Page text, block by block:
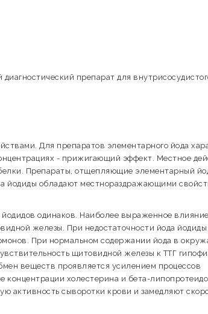
препарат для
Для препаратов элементарного йода
- прижигающий эффект. Местное
Препараты, отщепляющие элементарный
йодиды обладают местнораздражающими
одинаков. Наиболее выраженное
железы. При недостаточности йода йодиды
При нормальном содержании йода в
щитовидной железы к ТТГ
веществ проявляется усилением процессов
холестерина и бета-
активность сыворотки крови и замедляют